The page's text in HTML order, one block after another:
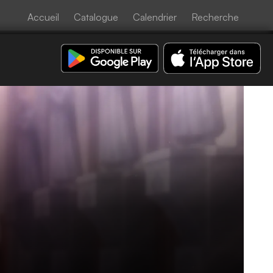
Accueil Catalogue Calendrier Recherche